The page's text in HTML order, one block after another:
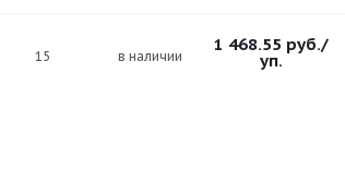
15 в наличии
1 468.55 руб./
уп.